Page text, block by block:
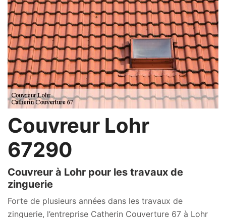
Couvreur Lohr
67290
Couvreur à Lohr pour les travaux de
zinguerie
Forte de plusieurs années dans les travaux de
zinguerie, l’entreprise Catherin Couverture 67 à Lohr